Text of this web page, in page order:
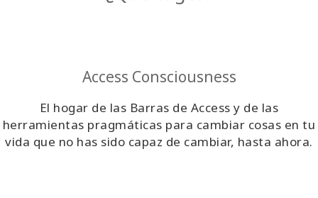
Shop
Access Consciousness
El hogar de las Barras de Access y de las
herramientas pragmáticas para cambiar cosas en tu
vida que no has sido capaz de cambiar, hasta ahora.